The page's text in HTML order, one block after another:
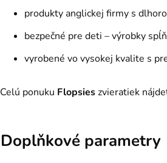
produkty anglickej firmy s
bezpečné pre deti – výrobky
vyrobené vo vysokej kvalite s
Celú ponuku Flopsieszvieratiek
Doplňkové parametry